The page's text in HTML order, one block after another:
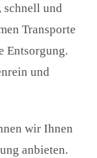
schnell und
Transporte
Entsorgung.
und
wir Ihnen
anbieten.